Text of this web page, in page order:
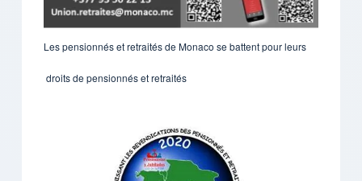
Les pensionnés et retraités de Monaco se battent pour leurs
droits de pensionnés et retraités